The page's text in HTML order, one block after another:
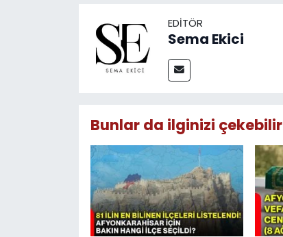
EDITÖR
Sema Ekici
Bunlar da ilginizi çekebilir